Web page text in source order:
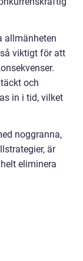
allmänheten
viktigt för att
och
in i tid, vilket
noggranna,
är
eliminera